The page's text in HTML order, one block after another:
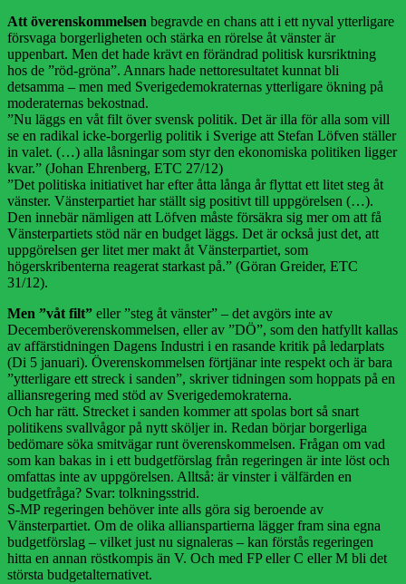
Att överenskommelsen begravde en chans att i ett nyval ytterligare
försvaga borgerligheten och stärka en rörelse åt vänster är
uppenbart. Men det hade krävt en förändrad politisk kursriktning
hos de ”röd-gröna”. Annars hade nettoresultatet kunnat bli
detsamma – men med Sverigedemokraternas ytterligare ökning på
moderaternas bekostnad.
”Nu läggs en våt filt över svensk politik. Det är illa för alla som vill
se en radikal icke-borgerlig politik i Sverige att Stefan Löfven ställer
in valet. (…) alla låsningar som styr den ekonomiska politiken ligger
kvar.” (Johan Ehrenberg, ETC 27/12)
”Det politiska initiativet har efter åtta långa år flyttat ett litet steg åt
vänster. Vänsterpartiet har ställt sig positivt till uppgörelsen (…).
Den innebär nämligen att Löfven måste försäkra sig mer om att få
Vänsterpartiets stöd när en budget läggs. Det är också just det, att
uppgörelsen ger litet mer makt åt Vänsterpartiet, som
högerskribenterna reagerat starkast på.” (Göran Greider, ETC
31/12).
Men ”våt filt” eller ”steg åt vänster” – det avgörs inte av
Decemberöverenskommelsen, eller av ”DÖ”, som den hatfyllt kallas
av affärstidningen Dagens Industri i en rasande kritik på ledarplats
(Di 5 januari). Överenskommelsen förtjänar inte respekt och är bara
”ytterligare ett streck i sanden”, skriver tidningen som hoppats på en
alliansregering med stöd av Sverigedemokraterna.
Och har rätt. Strecket i sanden kommer att spolas bort så snart
politikens svallvågor på nytt sköljer in. Redan börjar borgerliga
bedömare söka smitvägar runt överenskommelsen. Frågan om vad
som kan bakas in i ett budgetförslag från regeringen är inte löst och
omfattas inte av uppgörelsen. Alltså: är vinster i välfärden en
budgetfråga? Svar: tolkningsstrid.
S-MP regeringen behöver inte alls göra sig beroende av
Vänsterpartiet. Om de olika allianspartierna lägger fram sina egna
budgetförslag – vilket just nu signaleras – kan förstås regeringen
hitta en annan röstkompis än V. Och med FP eller C eller M bli det
största budgetalternativet.